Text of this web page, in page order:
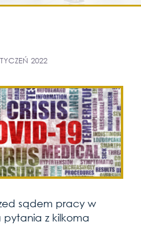
Blog
2022
sądem pracy w
pytania z kilkoma